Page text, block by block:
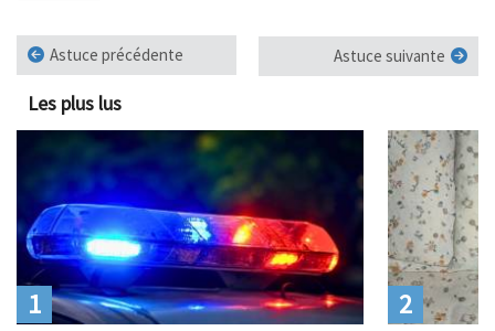
Astuce précédente Astuce suivante
Les plus lus
1 2